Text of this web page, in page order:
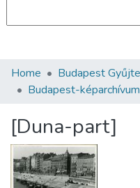
Communities &
Statistics
About us
Home Budapest
Budapest-képarchívum
[Duna-part]